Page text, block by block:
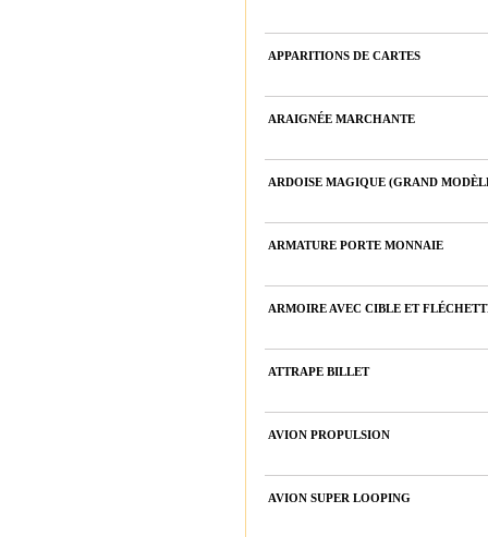
APPARITIONS DE CARTES
ARAIGNÉE MARCHANTE
ARDOISE MAGIQUE (GRAND
ARMATURE PORTE MONNAIE
ARMOIRE AVEC CIBLE ET
ATTRAPE BILLET
AVION PROPULSION
AVION SUPER LOOPING